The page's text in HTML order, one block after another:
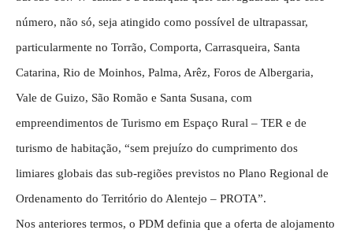
número, não só, seja atingido como possível de ultrapassar,
particularmente no Torrão, Comporta, Carrasqueira, Santa
Catarina, Rio de Moinhos, Palma, Arêz, Foros de Albergaria,
Vale de Guizo, São Romão e Santa Susana, com
empreendimentos de Turismo em Espaço Rural – TER e de
turismo de habitação, “sem prejuízo do cumprimento dos
limiares globais das sub-regiões previstos no Plano Regional de
Ordenamento do Território do Alentejo – PROTA”.
Nos anteriores termos, o PDM definia que a oferta de alojamento